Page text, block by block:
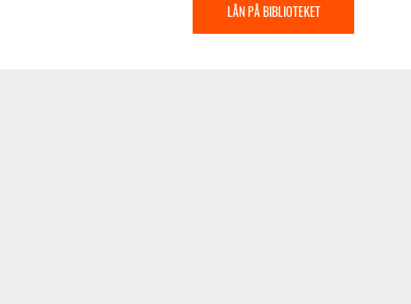
LÅN PÅ BIBLIOTEKET